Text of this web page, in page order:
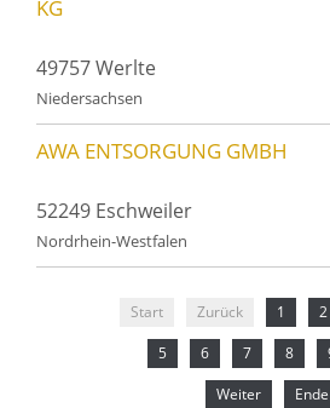
KG
49757 Werlte
Niedersachsen
AWA ENTSORGUNG GMBH
52249 Eschweiler
Nordrhein-Westfalen
Start Zurück 1 2
5 6 7 8
Weiter Ende